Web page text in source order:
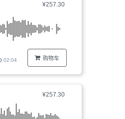
¥257.30
购物车
02:04
¥257.30